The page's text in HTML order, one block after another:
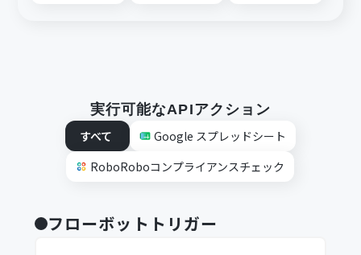
実行可能なAPIアクション
すべて
Google スプレッドシート
RoboRoboコンプライアンスチェック
フローボットトリガー